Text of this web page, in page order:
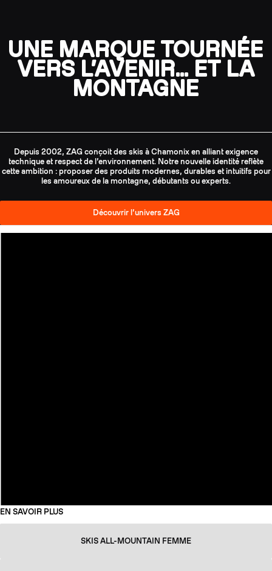
UNE MARQUE TOURNÉE
VERS L’AVENIR… ET LA
MONTAGNE
Depuis 2002, ZAG conçoit des skis à Chamonix en alliant exigence
technique et respect de l’environnement. Notre nouvelle identité reflète
cette ambition : proposer des produits modernes, durables et intuitifs pour
les amoureux de la montagne, débutants ou experts.
Découvrir l’univers ZAG
EN SAVOIR PLUS
SKIS ALL-MOUNTAIN FEMME